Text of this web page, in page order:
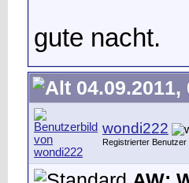
gute nacht.
04.09.2011,
wondi222
Registrierter Benutzer